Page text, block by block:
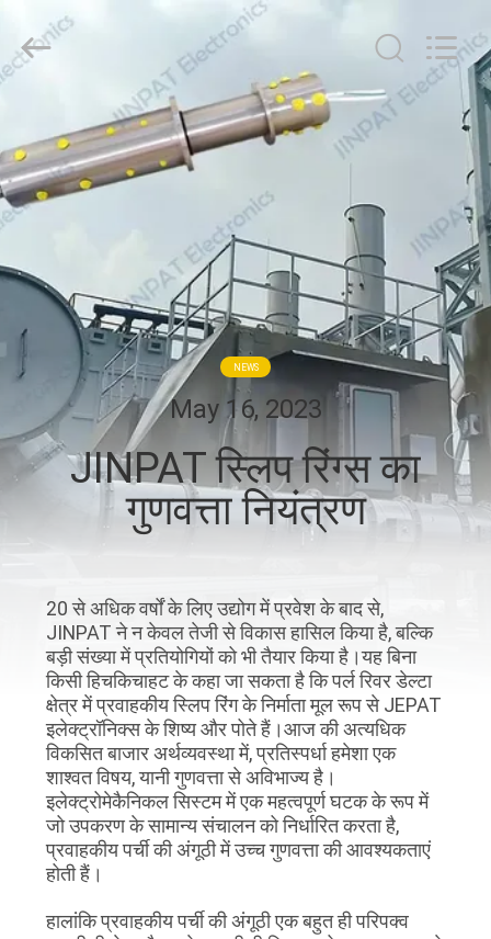
उत्पादों
वीआर
दिखाएँ
हमारे
में
कारखाना
भ्रमण
गुणवत्ता
नियंत्रण
संपर्क
एक
उद्धरण
की
Electronics
Ltd.
All
Rights
NEWS
May 16, 2023
JINPAT स्लिप रिंग्स का
गुणवत्ता नियंत्रण
20 से अधिक वर्षों के लिए उद्योग में प्रवेश के बाद से,
JINPAT ने न केवल तेजी से विकास हासिल किया है, बल्कि
बड़ी संख्या में प्रतियोगियों को भी तैयार किया है।यह बिना
किसी हिचकिचाहट के कहा जा सकता है कि पर्ल रिवर डेल्टा
क्षेत्र में प्रवाहकीय स्लिप रिंग के निर्माता मूल रूप से JEPAT
इलेक्ट्रॉनिक्स के शिष्य और पोते हैं।आज की अत्यधिक
विकसित बाजार अर्थव्यवस्था में, प्रतिस्पर्धा हमेशा एक
शाश्वत विषय, यानी गुणवत्ता से अविभाज्य है।
इलेक्ट्रोमेकैनिकल सिस्टम में एक महत्वपूर्ण घटक के रूप में
जो उपकरण के सामान्य संचालन को निर्धारित करता है,
प्रवाहकीय पर्ची की अंगूठी में उच्च गुणवत्ता की आवश्यकताएं
होती हैं।
हालांकि प्रवाहकीय पर्ची की अंगूठी एक बहुत ही परिपक्व